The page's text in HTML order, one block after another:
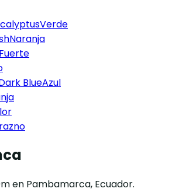
Verde
Naranja
BlueAzul
en Pambamarca, Ecuador.